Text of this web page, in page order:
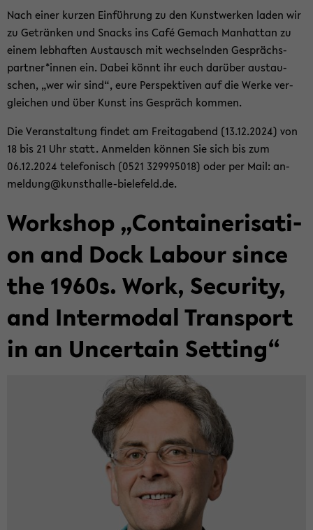
Nach einer kur­zen Ein­füh­rung zu den Kunst­wer­ken laden wir
zu Ge­trän­ken und Snacks ins Café Ge­mach Man­hat­tan zu
einem leb­haf­ten Aus­tausch mit wech­seln­den Ge­sprächs­
part­ner*innen ein. Dabei könnt ihr euch dar­über aus­tau­
schen, „wer wir sind“, eure Per­spek­ti­ven auf die Werke ver­
glei­chen und über Kunst ins Ge­spräch kom­men.
Die Ver­an­stal­tung fin­det am Frei­tag­abend (13.12.2024) von
18 bis 21 Uhr statt. An­mel­den kön­nen Sie sich bis zum
06.12.2024 te­le­fo­nisch (0521 329995018) oder per Mail: an­
mel­dung@kunsthalle-​bielefeld.de.
Work­shop „Con­tai­ne­ri­sa­ti­
on and Dock La­bour since
the 1960s. Work, Se­cu­ri­ty,
and In­ter­mo­dal Trans­port
in an Un­cer­tain Set­ting“